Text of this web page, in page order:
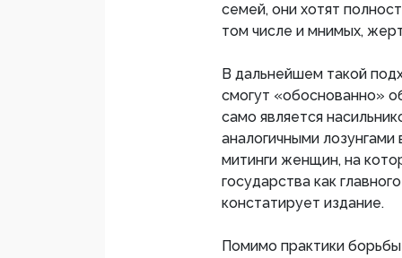
семей, они хотят
том числе и мнимых,
В дальнейшем такой
смогут «обоснованно»
само является
аналогичными
митинги женщин, на
государства как
констатирует издание.
Помимо практики